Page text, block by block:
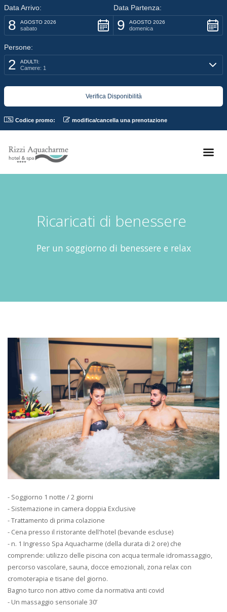
Data Arrivo:
8 AGOSTO 2026
sabato
Data Partenza:
9 AGOSTO 2026
domenica
Persone:
2 ADULTI:
Camere: 1
Codice promo: modifica/cancella una prenotazione
Ricaricati di benessere
Per un soggiorno di benessere e relax
- Soggiorno 1 notte / 2 giorni
- Sistemazione in camera doppia Exclusive
- Trattamento di prima colazione
- Cena presso il ristorante dell'hotel (bevande escluse)
- n. 1 Ingresso Spa Aquacharme (della durata di 2 ore) che
comprende: utilizzo delle piscina con acqua termale idromassaggio,
percorso vascolare, sauna, docce emozionali, zona relax con
cromoterapia e tisane del giorno.
Bagno turco non attivo come da normativa anti covid
- Un massaggio sensoriale 30’